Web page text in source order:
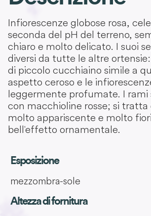
Infiorescenze globose rosa,
seconda del pH del terreno,
chiaro e molto delicato. I suoi
diversi da tutte le altre
di piccolo cucchiaino simile a
aspetto ceroso e le
leggermente profumate. I rami
con macchioline rosse; si tratta
molto appariscente e molto
bell'effetto ornamentale.
Esposizione
mezzombra-sole
Altezza di fornitura